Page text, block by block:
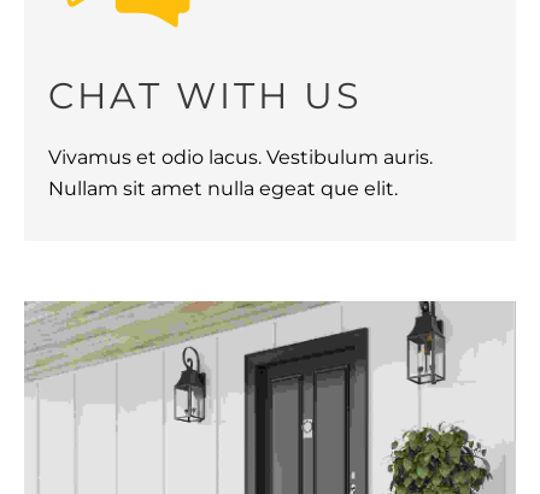
CHAT WITH US
Vivamus et odio lacus. Vestibulum auris.
Nullam sit amet nulla egeat que elit.